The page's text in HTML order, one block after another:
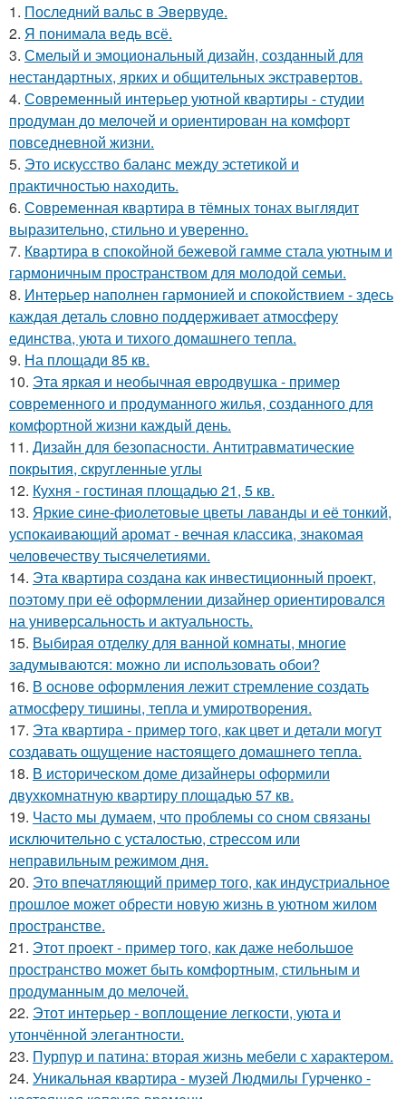
1. Последний вальс в Эвервуде.
2. Я понимала ведь всё.
3. Смелый и эмоциональный дизайн, созданный для
нестандартных, ярких и общительных экстравертов.
4. Современный интерьер уютной квартиры - студии
продуман до мелочей и ориентирован на комфорт
повседневной жизни.
5. Это искусство баланс между эстетикой и
практичностью находить.
6. Современная квартира в тёмных тонах выглядит
выразительно, стильно и уверенно.
7. Квартира в спокойной бежевой гамме стала уютным и
гармоничным пространством для молодой семьи.
8. Интерьер наполнен гармонией и спокойствием - здесь
каждая деталь словно поддерживает атмосферу
единства, уюта и тихого домашнего тепла.
9. На площади 85 кв.
10. Эта яркая и необычная евродвушка - пример
современного и продуманного жилья, созданного для
комфортной жизни каждый день.
11. Дизайн для безопасности. Антитравматические
покрытия, скругленные углы
12. Кухня - гостиная площадью 21, 5 кв.
13. Яркие сине-фиолетовые цветы лаванды и её тонкий,
успокаивающий аромат - вечная классика, знакомая
человечеству тысячелетиями.
14. Эта квартира создана как инвестиционный проект,
поэтому при её оформлении дизайнер ориентировался
на универсальность и актуальность.
15. Выбирая отделку для ванной комнаты, многие
задумываются: можно ли использовать обои?
16. В основе оформления лежит стремление создать
атмосферу тишины, тепла и умиротворения.
17. Эта квартира - пример того, как цвет и детали могут
создавать ощущение настоящего домашнего тепла.
18. В историческом доме дизайнеры оформили
двухкомнатную квартиру площадью 57 кв.
19. Часто мы думаем, что проблемы со сном связаны
исключительно с усталостью, стрессом или
неправильным режимом дня.
20. Это впечатляющий пример того, как индустриальное
прошлое может обрести новую жизнь в уютном жилом
пространстве.
21. Этот проект - пример того, как даже небольшое
пространство может быть комфортным, стильным и
продуманным до мелочей.
22. Этот интерьер - воплощение легкости, уюта и
утончённой элегантности.
23. Пурпур и патина: вторая жизнь мебели с характером.
24. Уникальная квартира - музей Людмилы Гурченко -